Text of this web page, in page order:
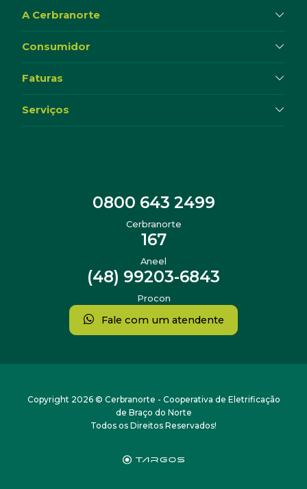
A Cerbranorte
Consumidor
Faturas
Serviços
0800 643 2499
Cerbranorte
167
Aneel
(48) 99203-6843
Procon
Fale com um atendente
Copyright 2026 © Cerbranorte - Cooperativa de Eletrificação
de Braço do Norte
Todos os Direitos Reservados!